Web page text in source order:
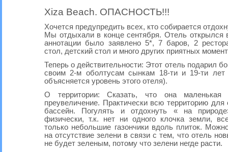
Xiza Beach. ОПАСНОСТЬ!!!
Хочется предупредить всех, кто собирается
Мы отдыхали в конце сентября. Отель открылся
аннотации было заявлено 5*, 7 баров, 2
стол, детский стол и много других приятных
Теперь о действительности: Этот отель подарил
своим 2-м оболтусам сынкам 18-ти и 19-ти
объясняется уровень этого отеля).
О территории: Сказать, что она
преувеличение. Практически всю территорию для
бассейн. Погулять и отдохнуть « на
физически, т.к. нет ни одного клочка земли,
только небольшие газончики вдоль плиток.
на отсутствие зелени в связи с тем, что отель
не будет зеленым, потому что зелени негде расти.